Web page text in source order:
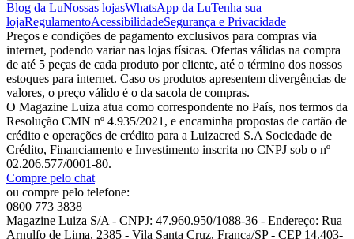
Blog da LuNossas lojasWhatsApp da LuTenha sua
lojaRegulamentoAcessibilidadeSegurança e Privacidade
Preços e condições de pagamento exclusivos para compras via
internet, podendo variar nas lojas físicas. Ofertas válidas na compra
de até 5 peças de cada produto por cliente, até o término dos nossos
estoques para internet. Caso os produtos apresentem divergências de
valores, o preço válido é o da sacola de compras.
O Magazine Luiza atua como correspondente no País, nos termos da
Resolução CMN nº 4.935/2021, e encaminha propostas de cartão de
crédito e operações de crédito para a Luizacred S.A Sociedade de
Crédito, Financiamento e Investimento inscrita no CNPJ sob o nº
02.206.577/0001-80.
Compre pelo chat
ou compre pelo telefone:
0800 773 3838
Magazine Luiza S/A - CNPJ: 47.960.950/1088-36 - Endereço: Rua
Arnulfo de Lima, 2385 - Vila Santa Cruz, Franca/SP - CEP 14.403-